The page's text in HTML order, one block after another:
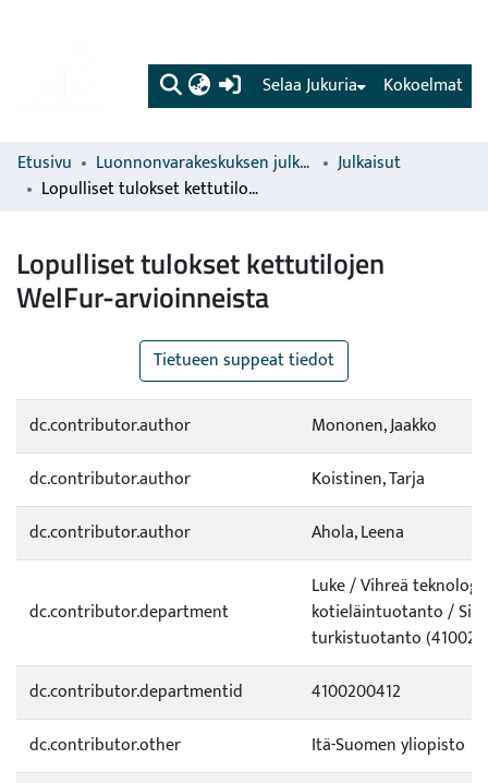
(current) Kokoelmat
Selaa Jukuria
Etusivu Luonnonvarakeskuksen julkaisut
Julkaisut
Lopulliset tulokset kettutilojen WelFur-arvioinneista
Lopulliset tulokset kettutilojen
WelFur-arvioinneista
Tietueen suppeat tiedot
dc.contributor.author
Mononen, Jaakko
dc.contributor.author
Koistinen, Tarja
dc.contributor.author
Ahola, Leena
dc.contributor.department
Luke / Vihreä
kotieläintuotanto /
turkistuotanto
dc.contributor.departmentid
4100200412
dc.contributor.other
Itä-Suomen yliopisto